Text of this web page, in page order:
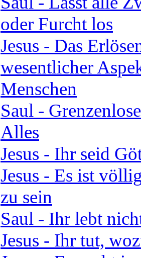
oder Furcht los
Jesus - Das
wesentlicher
Menschen
Saul -
Alles
Jesus - Ihr seid
Jesus - Es ist
zu sein
Saul - Ihr lebt
Jesus - Ihr tut,